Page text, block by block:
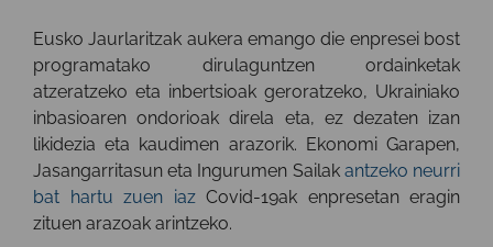
Eusko Jaurlaritzak aukera emango die enpresei bost
programatako dirulaguntzen ordainketak
atzeratzeko eta inbertsioak geroratzeko, Ukrainiako
inbasioaren ondorioak direla eta, ez dezaten izan
likidezia eta kaudimen arazorik. Ekonomi Garapen,
Jasangarritasun eta Ingurumen Sailak antzeko neurri
bat hartu zuen iazCovid-19ak enpresetan eragin
zituen arazoak arintzeko.